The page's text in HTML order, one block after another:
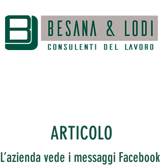
ARTICOLO
L’azienda vede i messaggi Facebook